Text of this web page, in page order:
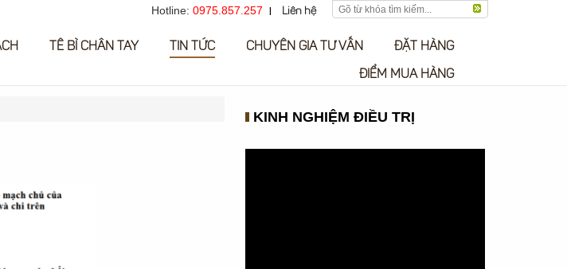
Hotline: 0975.857.257 Liên hệ
TÊ BÌ CHÂN TAY TIN TỨC CHUYÊN GIA TƯ VẤN ĐẶT HÀNG
ĐIỂM MUA HÀNG
KINH NGHIỆM ĐIỀU TRỊ